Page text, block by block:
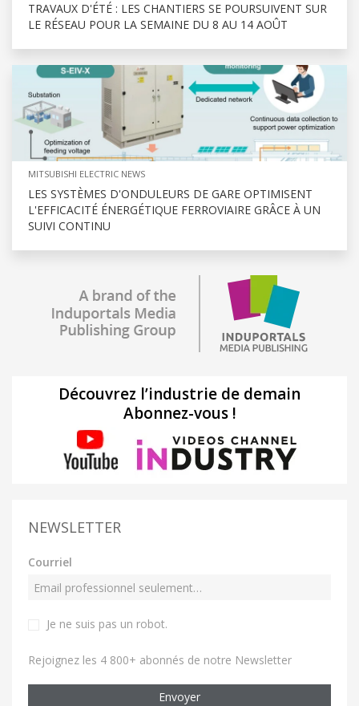
TRAVAUX D'ÉTÉ : LES CHANTIERS SE POURSUIVENT SUR
LE RÉSEAU POUR LA SEMAINE DU 8 AU 14 AOÛT
MITSUBISHI ELECTRIC NEWS
LES SYSTÈMES D'ONDULEURS DE GARE OPTIMISENT
L'EFFICACITÉ ÉNERGÉTIQUE FERROVIAIRE GRÂCE À UN
SUIVI CONTINU
Découvrez l’industrie de demain
Abonnez-vous !
NEWSLETTER
Courriel
Je ne suis pas un robot.
Rejoignez les 4 800+ abonnés de notre Newsletter
Envoyer